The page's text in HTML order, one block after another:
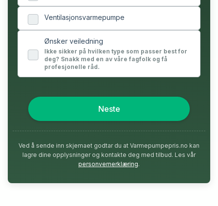
Ventilasjonsvarmepumpe
Ønsker veiledning
Ikke sikker på hvilken type som passer best for
deg? Snakk med en av våre fagfolk og få
profesjonelle råd.
Neste
Ved å sende inn skjemaet godtar du at Varmepumpepris.no kan
lagre dine opplysninger og kontakte deg med tilbud. Les vår
personvernerklæring.